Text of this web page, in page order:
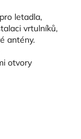
letadla,
vrtulníků,
antény.
otvory